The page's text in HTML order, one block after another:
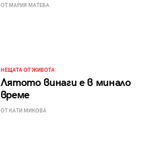
ОТ МАРИЯ МАТЕВА
НЕЩАТА ОТ ЖИВОТА
Лятото винаги е в минало
време
ОТ КАТИ МИКОВА